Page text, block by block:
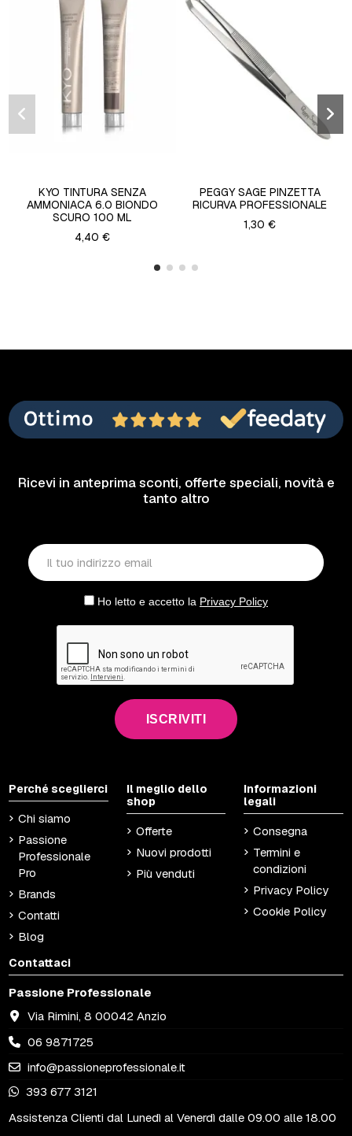
KYO TINTURA SENZA
AMMONIACA 6.0 BIONDO
SCURO 100 ML
4,40 €
PEGGY SAGE PINZETTA
RICURVA PROFESSIONALE
1,30 €
Ricevi in anteprima sconti, offerte speciali, novità e
tanto altro
Ho letto e accetto la Privacy Policy
ISCRIVITI
Perché sceglierci
Chi siamo
Passione
Professionale
Pro
Brands
Contatti
Blog
Il meglio dello
shop
Offerte
Nuovi prodotti
Più venduti
Informazioni
legali
Consegna
Termini e
condizioni
Privacy Policy
Cookie Policy
Contattaci
Passione Professionale
Via Rimini, 8 00042 Anzio
06 9871725
info@passioneprofessionale.it
393 677 3121
Assistenza Clienti dal Lunedì al Venerdì dalle 09.00 alle 18.00